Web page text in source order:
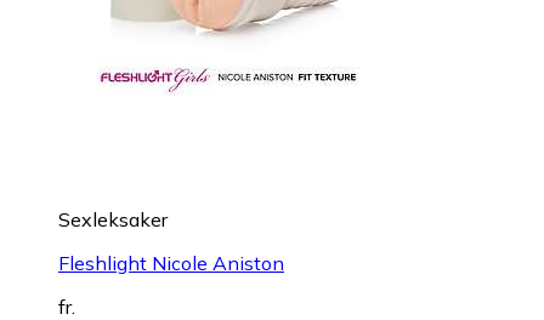
Sexleksaker
Fleshlight Nicole Aniston
fr.